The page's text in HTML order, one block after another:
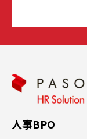
人事BPO